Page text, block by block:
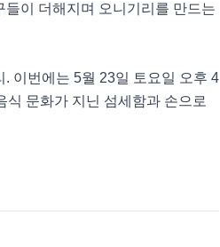
이 더해지며 오니기리를 만드는
이번에는 5월 23일 토요일 오후 4
문화가 지닌 섬세함과 손으로